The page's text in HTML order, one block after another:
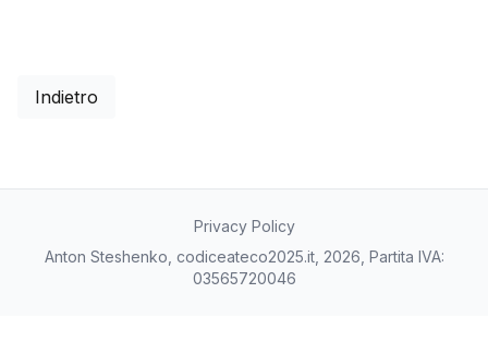
Indietro
Privacy Policy
Anton Steshenko, codiceateco2025.it, 2026, Partita IVA:
03565720046